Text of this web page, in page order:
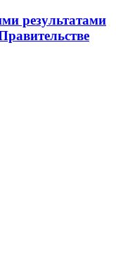
результатами